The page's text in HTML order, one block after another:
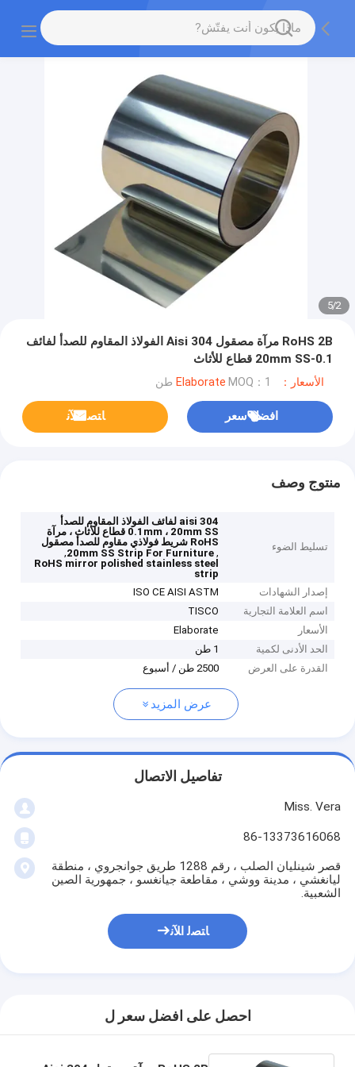
2
/
5
RoHS 2B مرآة مصقول Aisi 304 الفولاذ المقاوم للصدأ لفائف
0.1-20mm SS قطاع للأثاث
الأسعار：Elaborate MOQ：1 طن
افضل سعر ﺎﺘﺼﻟ ﺍﻶﻧ
منتوج وصف
تسليط الضوء
aisi 304 لفائف الفولاذ المقاوم للصدأ
0.1mm ، 20mm SS قطاع للأثاث ، مرآة
RoHS شريط فولاذي مقاوم للصدأ مصقول
,
20mm SS Strip For Furniture
,
RoHS mirror polished stainless steel
strip
إصدار الشهادات
ISO CE AISI ASTM
اسم العلامة التجارية
TISCO
الأسعار
Elaborate
الحد الأدنى لكمية
1 طن
القدرة على العرض
2500 طن / أسبوع
عرض المزيد
تفاصيل الاتصال
Miss. Vera
86-13373616068
قصر شينليان الصلب ، رقم 1288 طريق جوانجروي ، منطقة
ليانغشي ، مدينة ووشي ، مقاطعة جيانغسو ، جمهورية الصين
الشعبية.
ﺎﺘﺼﻟ ﺍﻶﻧ
احصل على افضل سعر ل